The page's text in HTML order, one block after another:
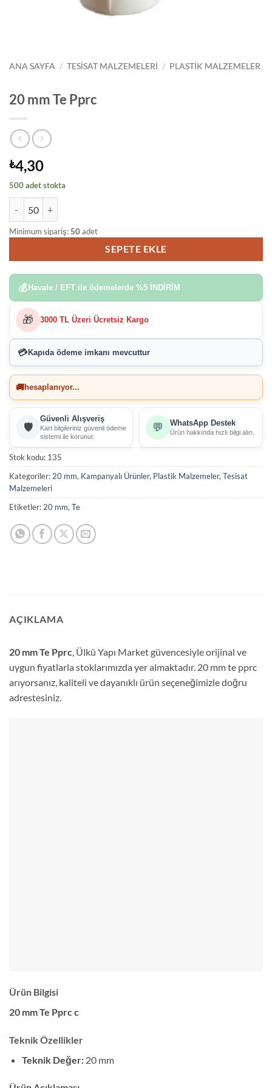
ANA SAYFA / TESISAT MALZEMELERI / PLASTIK MALZEMELER
20 mm Te Pprc
₺4,30
500 adet stokta
Minimum sipariş:50adet
SEPETE EKLE
💰 Havale / EFT ile ödemelerde %5 İNDİRİM
🎁 3000 TL Üzeri Ücretsiz Kargo
💳Kapıda ödeme imkanı mevcuttur
🚚hesaplanıyor...
🛡️
Güvenli Alışveriş
Kart bilgileriniz güvenli ödeme
sistemi ile korunur.
💬 WhatsApp Destek
Ürün hakkında hızlı bilgi alın.
Stok kodu: 135
Kategoriler:20 mm, Kampanyalı Ürünler, Plastik Malzemeler,Tesisat
Malzemeleri
Etiketler:20 mm,Te
AÇIKLAMA
20 mm Te Pprc, Ülkü Yapı Market güvencesiyle orijinal ve
uygun fiyatlarla stoklarımızda yer almaktadır. 20 mm te pprc
arıyorsanız, kaliteli ve dayanıklı ürün seçeneğimizle doğru
adrestesiniz.
Ürün Bilgisi
20 mm Te Pprc c
Teknik Özellikler
Teknik Değer:20 mm